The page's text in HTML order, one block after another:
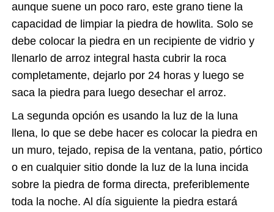
aunque suene un poco raro, este grano tiene la
capacidad de limpiar la piedra de howlita. Solo se
debe colocar la piedra en un recipiente de vidrio y
llenarlo de arroz integral hasta cubrir la roca
completamente, dejarlo por 24 horas y luego se
saca la piedra para luego desechar el arroz.
La segunda opción es usando la luz de la luna
llena, lo que se debe hacer es colocar la piedra en
un muro, tejado, repisa de la ventana, patio, pórtico
o en cualquier sitio donde la luz de la luna incida
sobre la piedra de forma directa, preferiblemente
toda la noche. Al día siguiente la piedra estará